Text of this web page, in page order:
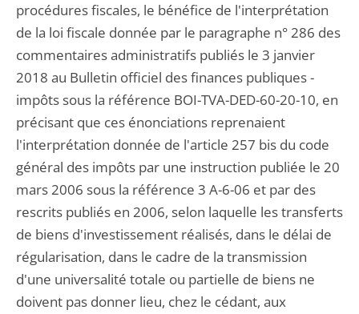
procédures fiscales, le bénéfice de l'interprétation
de la loi fiscale donnée par le paragraphe n° 286 des
commentaires administratifs publiés le 3 janvier
2018 au Bulletin officiel des finances publiques -
impôts sous la référence BOI-TVA-DED-60-20-10, en
précisant que ces énonciations reprenaient
l'interprétation donnée de l'article 257 bis du code
général des impôts par une instruction publiée le 20
mars 2006 sous la référence 3 A-6-06 et par des
rescrits publiés en 2006, selon laquelle les transferts
de biens d'investissement réalisés, dans le délai de
régularisation, dans le cadre de la transmission
d'une universalité totale ou partielle de biens ne
doivent pas donner lieu, chez le cédant, aux